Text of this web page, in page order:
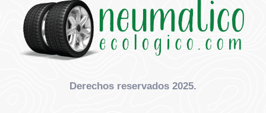
Derechos reservados 2025.